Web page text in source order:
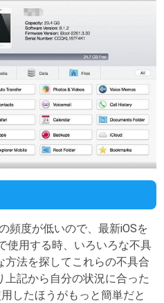
頻度が低いので、最新iOSを
使用する時、いろいろな不具
法を探してこれらの不具合
上記から自分の状況に合った
したほうがもっと簡単だと